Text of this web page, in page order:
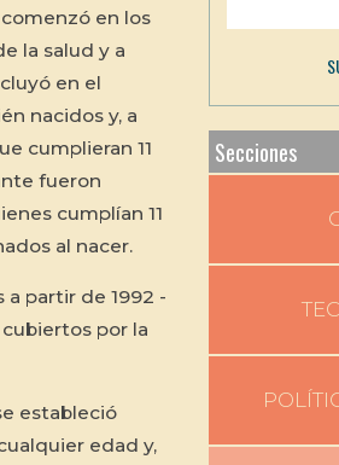
en los
la salud y a
en el
nacidos y, a
cumplieran 11
fueron
cumplían 11
al nacer.
partir de 1992 -
por la
estableció
edad y,
Secciones